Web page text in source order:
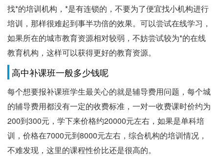
找*的培训机构，*是有连锁的，不要为了便宜找小机构进行
培训，那样很难起到事半功倍的效果。可以尝试在线学习，
如果所在的城市教育资源相对较弱，不妨尝试较为*的在线
教育机构，这样可以获得更好的教育资源。
高中补课班一般多少钱呢
每个想要报补课班学生最关心的就是辅导费用问题，每个城
的辅导费用都没有一定的收费标准，一对一收费课时价约为
200到300元，学下来价格约20000元左右，如果是单科培
训，价格在7000元到8000元左右，综合机构的培训情况，
不难发现，这里的课程性价比还是很高的。